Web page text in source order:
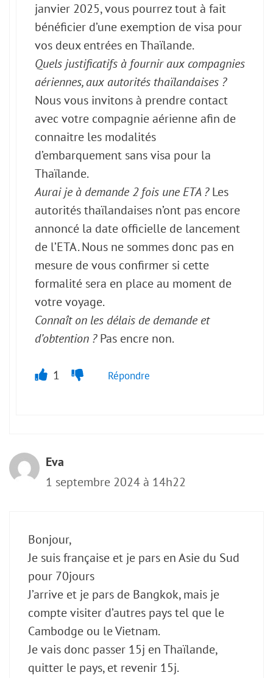
janvier 2025, vous pourrez tout à fait
bénéficier d’une exemption de visa pour
vos deux entrées en Thaïlande.
Quels justificatifs à fournir aux compagnies
aériennes, aux autorités thaïlandaises ?
Nous vous invitons à prendre contact
avec votre compagnie aérienne afin de
connaitre les modalités
d’embarquement sans visa pour la
Thaïlande.
Aurai je à demande 2 fois une ETA ?Les
autorités thaïlandaises n’ont pas encore
annoncé la date officielle de lancement
de l’ETA. Nous ne sommes donc pas en
mesure de vous confirmer si cette
formalité sera en place au moment de
votre voyage.
Connaît on les délais de demande et
d’obtention ?Pas encre non.
1 Répondre
Eva
1 septembre 2024 à 14h22
Bonjour,
Je suis française et je pars en Asie du Sud
pour 70jours
J’arrive et je pars de Bangkok, mais je
compte visiter d’autres pays tel que le
Cambodge ou le Vietnam.
Je vais donc passer 15j en Thaïlande,
quitter le pays, et revenir 15j.